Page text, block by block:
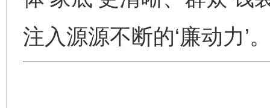
注入源源不断的‘廉动力’